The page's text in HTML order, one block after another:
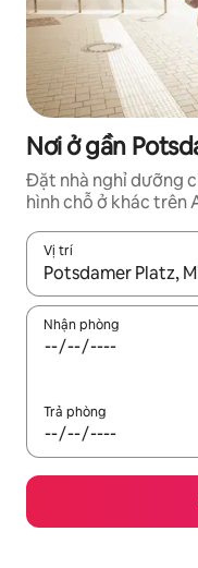
Nơi ở gần
Đặt nhà nghỉ dưỡng
hình chỗ ở khác trên
Vị trí
Khi có kết quả, hãy
Nhận phòng
Trả phòng